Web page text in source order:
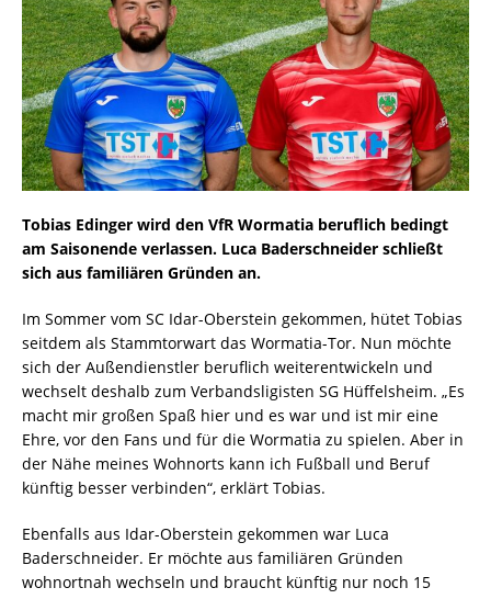
Tobias Edinger wird den VfR Wormatia beruflich bedingt
am Saisonende verlassen. Luca Baderschneider schließt
sich aus familiären Gründen an.
Im Sommer vom SC Idar-Oberstein gekommen, hütet Tobias
seitdem als Stammtorwart das Wormatia-Tor. Nun möchte
sich der Außendienstler beruflich weiterentwickeln und
wechselt deshalb zum Verbandsligisten SG Hüffelsheim. „Es
macht mir großen Spaß hier und es war und ist mir eine
Ehre, vor den Fans und für die Wormatia zu spielen. Aber in
der Nähe meines Wohnorts kann ich Fußball und Beruf
künftig besser verbinden“, erklärt Tobias.
Ebenfalls aus Idar-Oberstein gekommen war Luca
Baderschneider. Er möchte aus familiären Gründen
wohnortnah wechseln und braucht künftig nur noch 15